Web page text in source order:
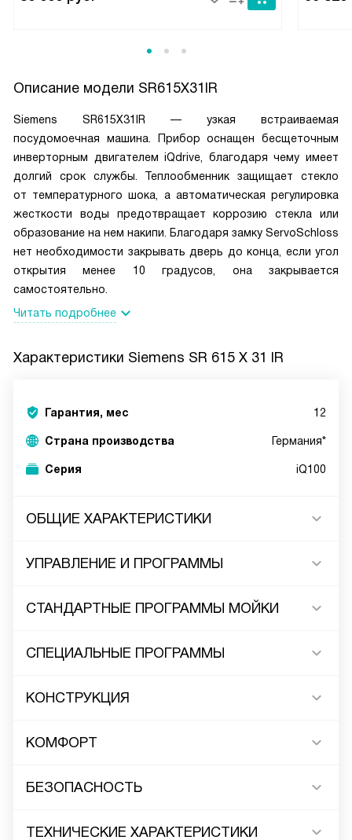
Описание модели SR615X31IR
Siemens SR615X31IR — узкая встраиваемая
посудомоечная машина. Прибор оснащен бесщеточным
инверторным двигателем iQdrive, благодаря чему имеет
долгий срок службы. Теплообменник защищает стекло
от температурного шока, а автоматическая регулировка
жесткости воды предотвращает коррозию стекла или
образование на нем накипи. Благодаря замку ServoSchloss
нет необходимости закрывать дверь до конца, если угол
открытия менее 10 градусов, она закрывается
самостоятельно.
Читать подробнее
Характеристики Siemens SR 615 X 31 IR
Гарантия, мес 12
Страна производства Германия*
Серия iQ100
ОБЩИЕ ХАРАКТЕРИСТИКИ
УПРАВЛЕНИЕ И ПРОГРАММЫ
СТАНДАРТНЫЕ ПРОГРАММЫ МОЙКИ
СПЕЦИАЛЬНЫЕ ПРОГРАММЫ
КОНСТРУКЦИЯ
КОМФОРТ
БЕЗОПАСНОСТЬ
ТЕХНИЧЕСКИЕ ХАРАКТЕРИСТИКИ